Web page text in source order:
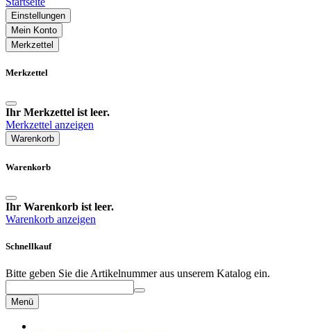
Einstellungen
Mein Konto
Merkzettel
Merkzettel
Ihr Merkzettel ist leer.
Merkzettel anzeigen
Warenkorb
Warenkorb
Ihr Warenkorb ist leer.
Warenkorb anzeigen
Schnellkauf
Bitte geben Sie die Artikelnummer aus unserem Katalog ein.
Menü